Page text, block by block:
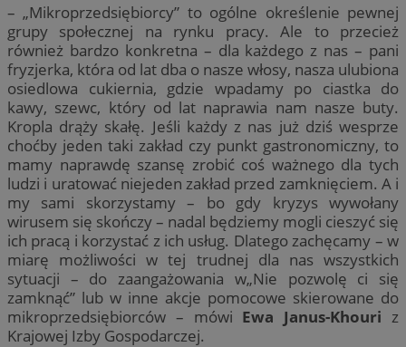
– „Mikroprzedsiębiorcy” to ogólne określenie pewnej
grupy społecznej na rynku pracy. Ale to przecież
również bardzo konkretna – dla każdego z nas – pani
fryzjerka, która od lat dba o nasze włosy, nasza ulubiona
osiedlowa cukiernia, gdzie wpadamy po ciastka do
kawy, szewc, który od lat naprawia nam nasze buty.
Kropla drąży skałę. Jeśli każdy z nas już dziś wesprze
choćby jeden taki zakład czy punkt gastronomiczny, to
mamy naprawdę szansę zrobić coś ważnego dla tych
ludzi i uratować niejeden zakład przed zamknięciem. A i
my sami skorzystamy – bo gdy kryzys wywołany
wirusem się skończy – nadal będziemy mogli cieszyć się
ich pracą i korzystać z ich usług. Dlatego zachęcamy – w
miarę możliwości w tej trudnej dla nas wszystkich
sytuacji – do zaangażowania w„Nie pozwolę ci się
zamknąć” lub w inne akcje pomocowe skierowane do
mikroprzedsiębiorców – mówi Ewa Janus-Khouri z
Krajowej Izby Gospodarczej.